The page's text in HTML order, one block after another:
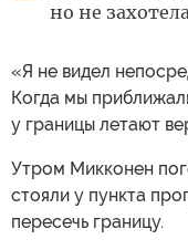
но не
«Я не видел
Когда мы
у границы летают
Утром Микконен
стояли у пункта
пересечь границу.